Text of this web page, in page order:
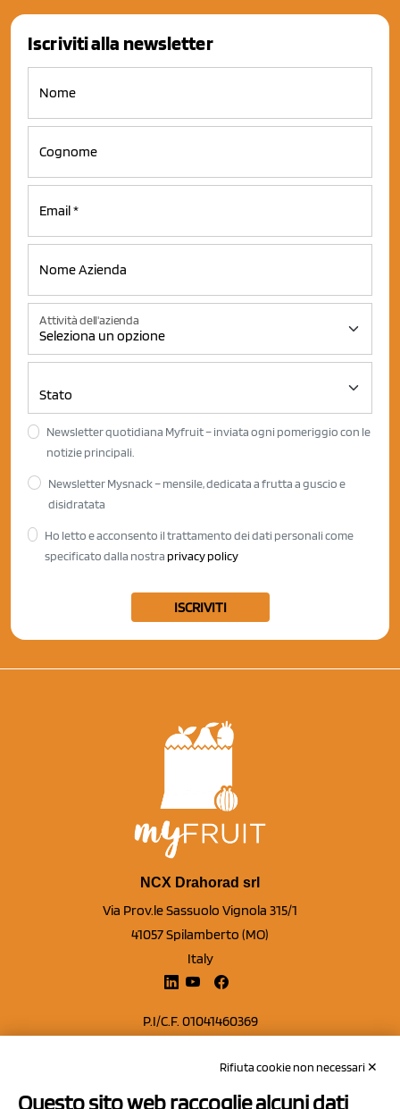
Iscriviti alla newsletter
Attività dell'azienda
Newsletter quotidiana Myfruit – inviata ogni pomeriggio con le
notizie principali.
Newsletter Mysnack – mensile, dedicata a frutta a guscio e
disidratata
Ho letto e acconsento il trattamento dei dati personali come
specificato dalla nostra privacy policy
ISCRIVITI
NCX Drahorad srl
Via Prov.le Sassuolo Vignola 315/1
41057 Spilamberto (MO)
Italy
P.I/C.F. 01041460369
Capitale sociale Euro 50.000,00 i.v.Rifiuta cookie non necessari ✕
Questo sito web raccoglie alcuni dati